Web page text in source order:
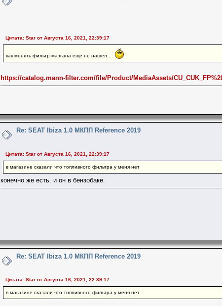
Цитата: Star от Августа 16, 2021, 22:39:17
как менять фильтр мазгана ещё не нашёл....
https://catalog.mann-filter.com/file/Product/MediaAssets/
Re: SEAT Ibiza 1.0 МКПП Reference 2019
Цитата: Star от Августа 16, 2021, 22:39:17
в магазине сказали что топливного фильтра у меня нет
конечно же есть. и он в бензобаке.
Re: SEAT Ibiza 1.0 МКПП Reference 2019
Цитата: Star от Августа 16, 2021, 22:39:17
в магазине сказали что топливного фильтра у меня нет